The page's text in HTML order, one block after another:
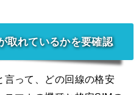
取れているかを要確認
言って、どの回線の格安